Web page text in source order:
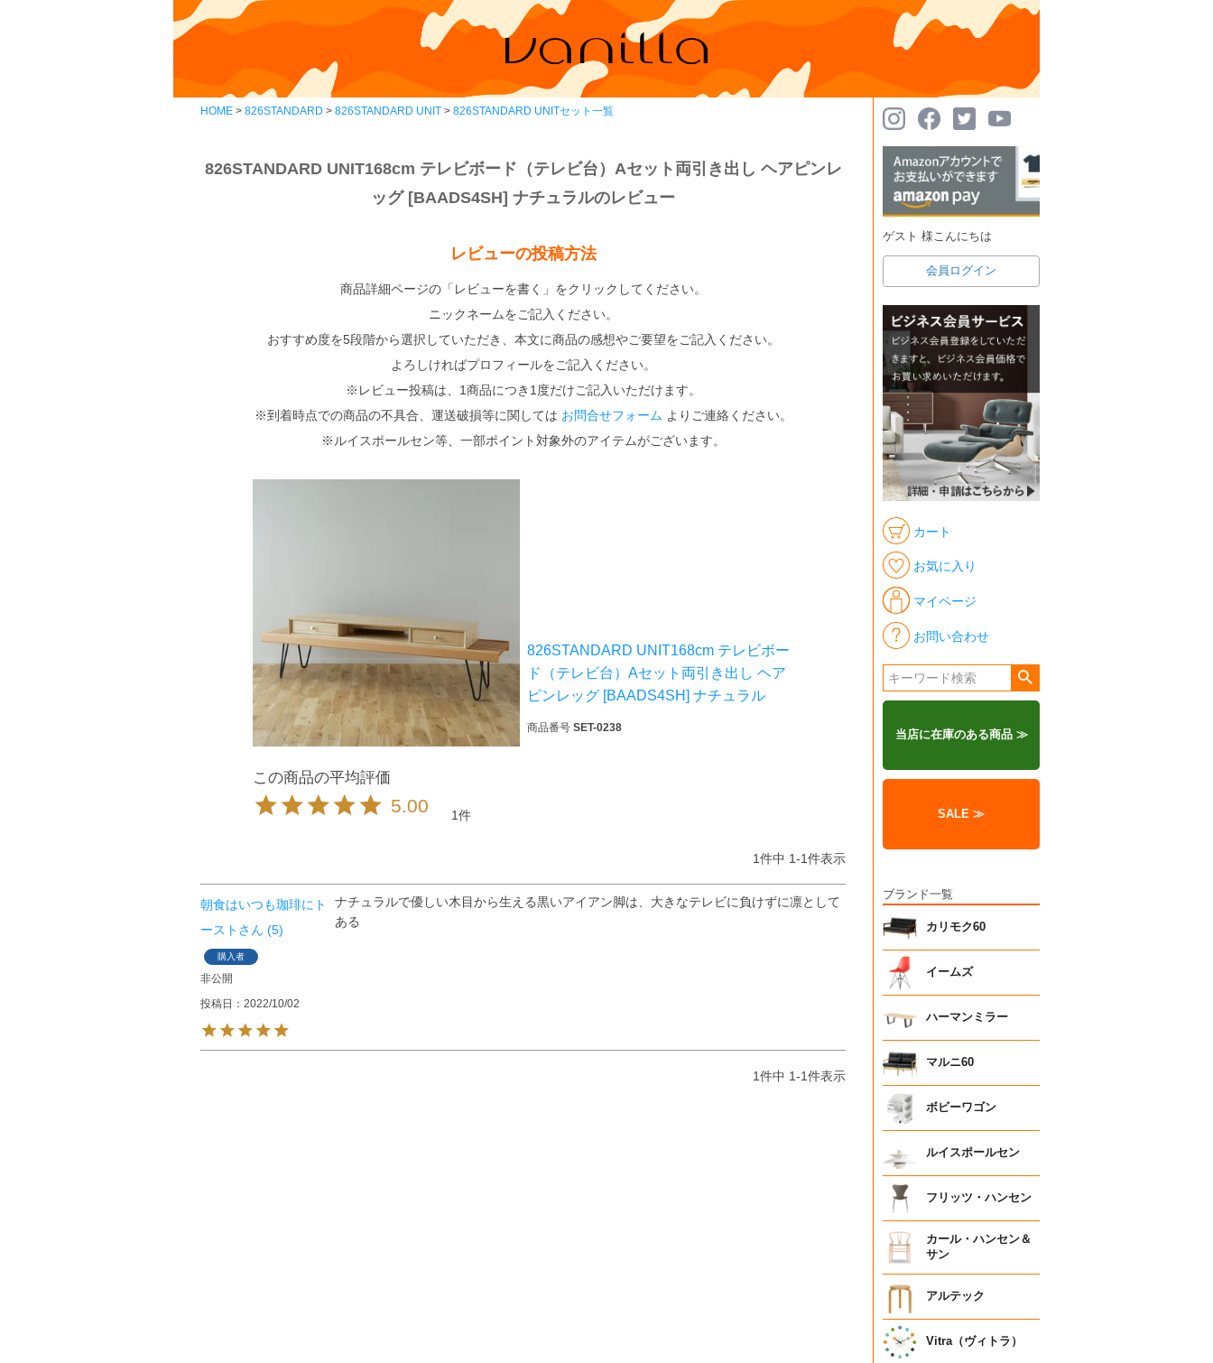
HOME 826STANDARD 826STANDARD UNIT 826STANDARD UNITセット一覧
826STANDARD UNIT168cm テレビボード（テレビ台）Aセット両引き出し ヘアピンレ
ッグ [BAADS4SH] ナチュラルのレビュー
レビューの投稿方法
商品詳細ページの「レビューを書く」をクリックしてください。
ニックネームをご記入ください。
おすすめ度を5段階から選択していただき、本文に商品の感想やご要望をご記入ください。
よろしければプロフィールをご記入ください。
※レビュー投稿は、1商品につき1度だけご記入いただけます。
※到着時点での商品の不具合、運送破損等に関しては お問合せフォーム よりご連絡ください。
※ルイスポールセン等、一部ポイント対象外のアイテムがございます。
826STANDARD UNIT168cm テレビボー
ド（テレビ台）Aセット両引き出し ヘア
ピンレッグ [BAADS4SH] ナチュラル
商品番号 SET-0238
5.00 1
1件中 1-1件表示
朝食はいつも珈琲にト
ースト
5
購入者
非公開
投稿日
2022/10/02
ナチュラルで優しい木目から生える黒いアイアン脚は、大きなテレビに負けずに凛として
ある
1件中 1-1件表示
ゲスト 様こんにちは
会員ログイン
カート
お気に入り
マイページ
お問い合わせ
検索
当店に在庫のある商品 ≫
SALE ≫
ブランド一覧
カリモク60
イームズ
ハーマンミラー
マルニ60
ボビーワゴン
ルイスポールセン
フリッツ・ハンセン
カール・ハンセン＆
サン
アルテック
Vitra（ヴィトラ）